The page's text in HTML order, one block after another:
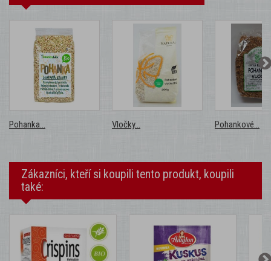
Pohanka... Vločky... Pohankové...
Zákazníci, kteří si koupili tento produkt, koupili
také: